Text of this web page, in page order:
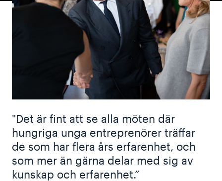
"Det är fint att se alla möten där
hungriga unga entreprenörer träffar
de som har flera års erfarenhet, och
som mer än gärna delar med sig av
kunskap och erfarenhet.”